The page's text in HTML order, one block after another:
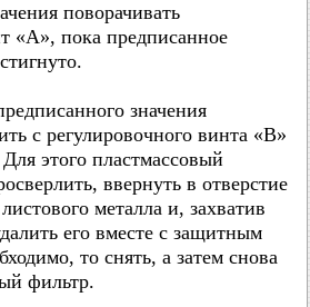
поворачивать
«А», пока предписанное
значения
с регулировочного винта «В»
этого пластмассовый
ввернуть в отверстие
металла и, захватив
его вместе с защитным
то снять, а затем снова
фильтр.